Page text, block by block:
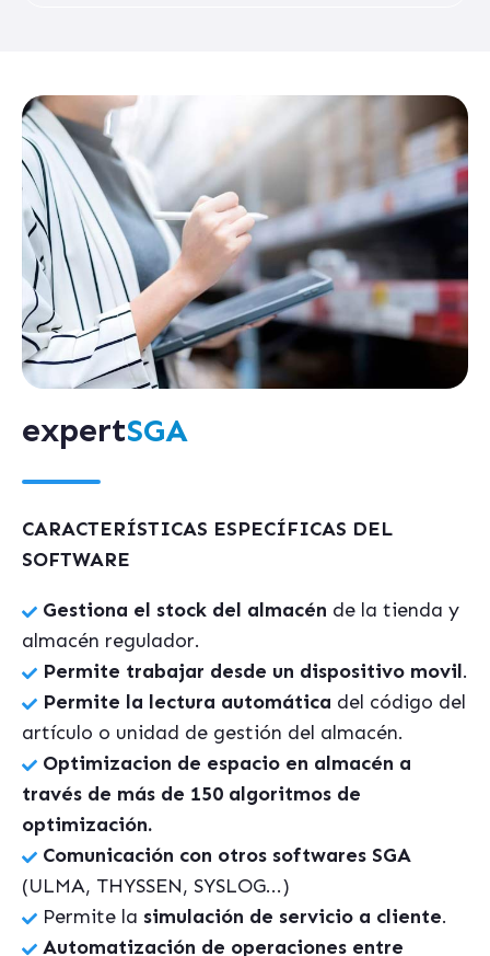
expertSGA
CARACTERÍSTICAS ESPECÍFICAS DEL
SOFTWARE
Gestiona el stock del almacén de la tienda y
almacén regulador.
Permite trabajar desde un dispositivo movil.
Permite la lectura automática del código del
artículo o unidad de gestión del almacén.
Optimizacion de espacio en almacén a
través de más de 150 algoritmos de
optimización.
Comunicación con otros softwares SGA
(ULMA, THYSSEN, SYSLOG...)
Permite la simulación de servicio a cliente.
Automatización de operaciones entre